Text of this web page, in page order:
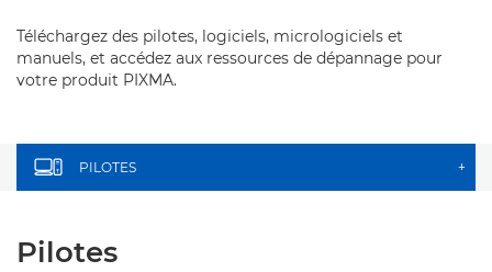
Téléchargez des pilotes, logiciels, micrologiciels et
manuels, et accédez aux ressources de dépannage pour
votre produit PIXMA.
PILOTES +
Pilotes